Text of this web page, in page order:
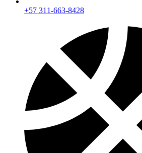
+57 311-663-8428